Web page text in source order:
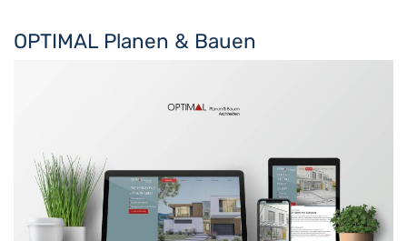
OPTIMAL Planen & Bauen